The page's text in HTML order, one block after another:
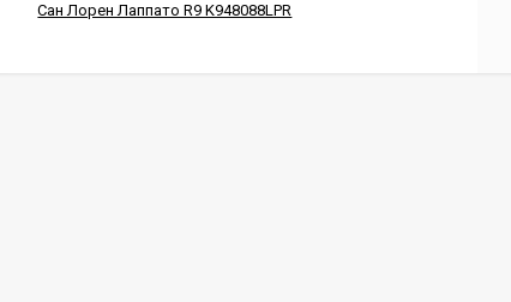
Сан Лорен Лаппато R9 K948088LPR